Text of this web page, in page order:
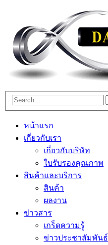
หน้าแรก
เกี่ยวกับเรา
เกี่ยวกับบริษัท
ใบรับรองคุณภาพ
สินค้าและบริการ
สินค้า
ผลงาน
ข่าวสาร
เกร็ดความรู้
ข่าวประชาสัมพันธ์